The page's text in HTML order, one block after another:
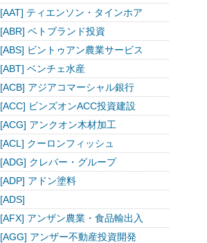
[AAT] ティエンソン・タインホア
[ABR] ベトブランド投資
[ABS] ビントゥアン農業サービス
[ABT] ベンチェ水産
[ACB] アジアコマーシャル銀行
[ACC] ビンズオンACC投資建設
[ACG] アンクオン木材加工
[ACL] クーロンフィッシュ
[ADG] クレバー・グループ
[ADP] アドン塗料
[ADS]
[AFX] アンザン農業・食品輸出入
[AGG] アンザー不動産投資開発